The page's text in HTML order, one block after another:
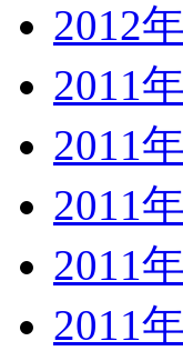
2012
2011
2011
2011
2011
2011